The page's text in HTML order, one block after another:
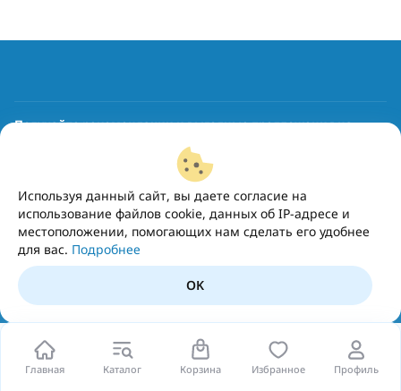
Главная Каталог Корзина Избранное Профиль
Используя данный сайт, вы даете согласие на
использование файлов cookie, данных об IP-адресе и
местоположении, помогающих нам сделать его удобнее
для вас. Подробнее
OK
Получайте рекомендации и выгодные предложения на
Подписаться